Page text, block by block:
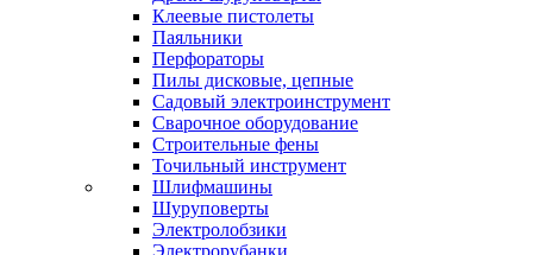
Клеевые пистолеты
Паяльники
Перфораторы
Пилы дисковые, цепные
Садовый электроинструмент
Сварочное оборудование
Строительные фены
Точильный инструмент
Шлифмашины
Шуруповерты
Электролобзики
Электрорубанки